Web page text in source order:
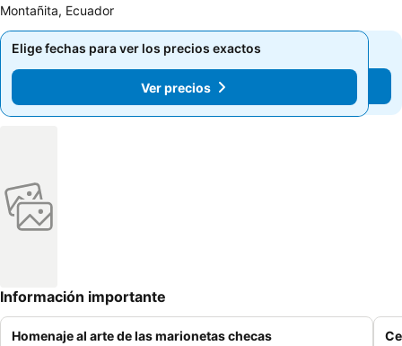
Montañita, Ecuador
Elige fechas para ver los precios exactos
Ver precios
Elige fechas para ver los precios exactos
Ver precios
Información importante
Homenaje al arte de las marionetas checas